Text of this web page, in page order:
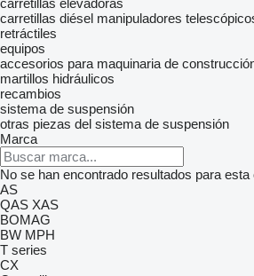
carretillas elevadoras
carretillas diésel manipuladores
retráctiles
equipos
accesorios para maquinaria de
martillos hidráulicos
recambios
sistema de suspensión
otras piezas del sistema de suspensión
Marca
No se han encontrado resultados para esta
AS
QAS XAS
BOMAG
BW MPH
T series
CX